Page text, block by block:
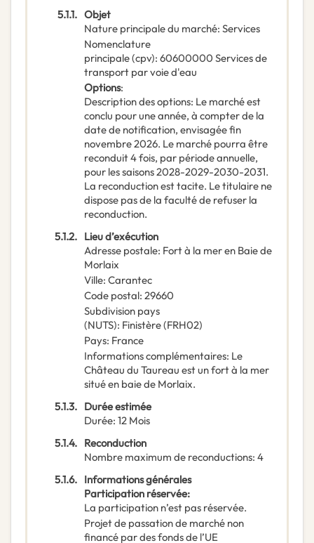
5.1.1. Objet
Nature principale du marché: Services
Nomenclature
principale(cpv): 60600000 Services de
transport par voie d'eau
Options:
Description des options: Le marché est
conclu pour une année, à compter de la
date de notification, envisagée fin
novembre 2026. Le marché pourra être
reconduit 4 fois, par période annuelle,
pour les saisons 2028-2029-2030-2031.
La reconduction est tacite. Le titulaire ne
dispose pas de la faculté de refuser la
reconduction.
5.1.2. Lieu d’exécution
Adresse postale: Fort à la mer en Baie de
Morlaix
Ville: Carantec
Code postal: 29660
Subdivision pays
(NUTS): Finistère(FRH02)
Pays: France
Informations complémentaires: Le
Château du Taureau est un fort à la mer
situé en baie de Morlaix.
5.1.3. Durée estimée
Durée: 12 Mois
5.1.4. Reconduction
Nombre maximum de reconductions: 4
5.1.6. Informations générales
Participation réservée:
La participation n’est pas réservée.
Projet de passation de marché non
financé par des fonds de l’UE